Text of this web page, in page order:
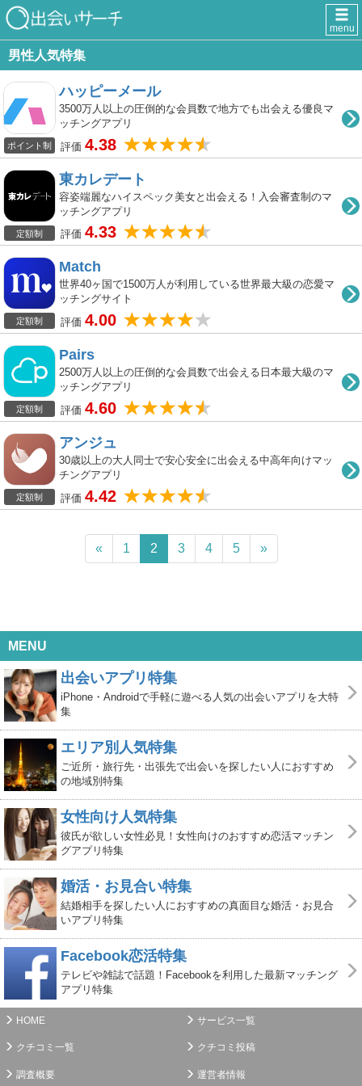
menu
男性人気特集
ポイント制
ハッピーメール
3500万人以上の圧倒的な会員数で地方でも出会える優良マ
ッチングアプリ
評価 4.38
定額制
東カレデート
容姿端麗なハイスペック美女と出会える！入会審査制のマ
ッチングアプリ
評価 4.33
定額制
Match
世界40ヶ国で1500万人が利用している世界最大級の恋愛マ
ッチングサイト
評価 4.00
定額制
Pairs
2500万人以上の圧倒的な会員数で出会える日本最大級のマ
ッチングアプリ
評価 4.60
定額制
アンジュ
30歳以上の大人同士で安心安全に出会える中高年向けマッ
チングアプリ
評価 4.42
« 1 2 3 4 5 »
MENU
出会いアプリ特集
iPhone・Androidで手軽に遊べる人気の出会いアプリを大特
集
エリア別人気特集
ご近所・旅行先・出張先で出会いを探したい人におすすめ
の地域別特集
女性向け人気特集
彼氏が欲しい女性必見！女性向けのおすすめ恋活マッチン
グアプリ特集
婚活・お見合い特集
結婚相手を探したい人におすすめの真面目な婚活・お見合
いアプリ特集
Facebook恋活特集
テレビや雑誌で話題！Facebookを利用した最新マッチング
アプリ特集
HOME サービス一覧
クチコミ一覧 クチコミ投稿
調査概要 運営者情報